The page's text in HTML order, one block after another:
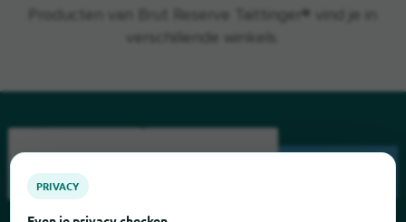
Producten van Brut Reserve Taittinger® vind je in
PRIVACY